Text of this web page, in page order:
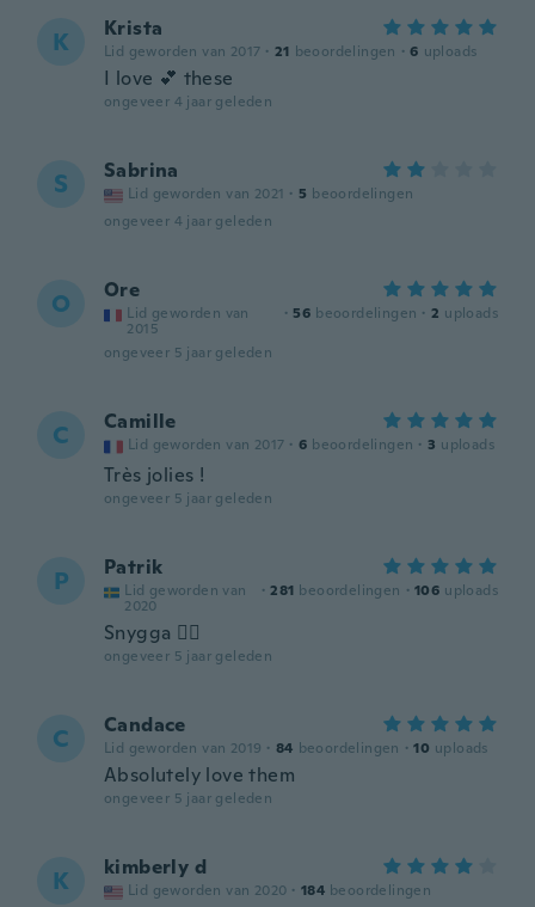
K Krista
Lid geworden van 2017 · 21 beoordelingen · 6 uploads
I love 💕 these
ongeveer 4 jaar geleden
S Sabrina
Lid geworden van 2021 · 5 beoordelingen
ongeveer 4 jaar geleden
O Ore
Lid geworden van
2015
· 56 beoordelingen · 2 uploads
ongeveer 5 jaar geleden
C Camille
Lid geworden van 2017 · 6 beoordelingen · 3 uploads
Très jolies !
ongeveer 5 jaar geleden
P Patrik
Lid geworden van
2020
· 281 beoordelingen · 106 uploads
Snygga 👌🏻
ongeveer 5 jaar geleden
C Candace
Lid geworden van 2019 · 84 beoordelingen · 10 uploads
Absolutely love them
ongeveer 5 jaar geleden
K kimberly d
Lid geworden van 2020 · 184 beoordelingen